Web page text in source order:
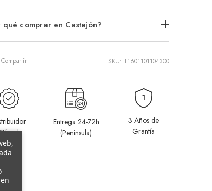
qué comprar en Castejón?
Compartir SKU: T1601101104300
Entrega 24-72h
(Península)
3 Años de
Grantía